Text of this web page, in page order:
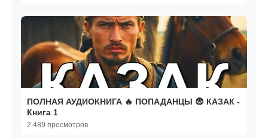
ПОЛНАЯ АУДИОКНИГА 🔥 ПОПАДАНЦЫ 😨 КАЗАК -
Книга 1
2 489 просмотров